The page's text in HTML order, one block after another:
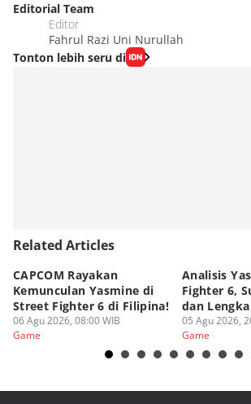
Editorial Team
Editor
Fahrul Razi Uni Nurullah
Tonton lebih seru di
Related Articles
CAPCOM Rayakan
Kemunculan Yasmine di
Street Fighter 6 di Filipina!
06 Agu 2026, 08:00 WIB
Game
Analisis
Fighter 6,
dan
05 Agu 2026,
Game